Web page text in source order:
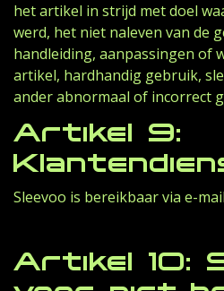
het artikel in strijd met doel
werd, het niet naleven van de
handleiding, aanpassingen of
artikel, hardhandig gebruik,
ander abnormaal of incorrect
Artikel 9:
Sleevoo is bereikbaar via e-
Artikel 10: